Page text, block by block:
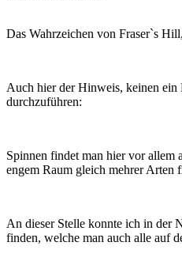
Das Wahrzeichen von Fraser`s
Auch hier der Hinweis, keinen
durchzuführen:
Spinnen findet man hier vor allem
engem Raum gleich mehrer Arten
An dieser Stelle konnte ich in der
finden, welche man auch alle auf